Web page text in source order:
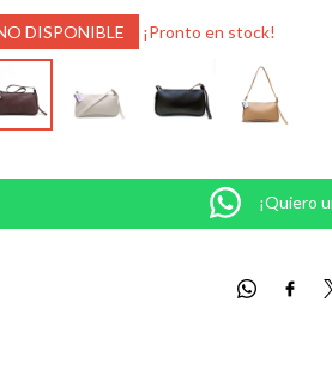
DISPONIBLE ¡Pronto en stock!
¡Quiero